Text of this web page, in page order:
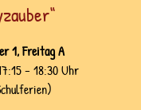
1, Freitag A
– 18:30 Uhr